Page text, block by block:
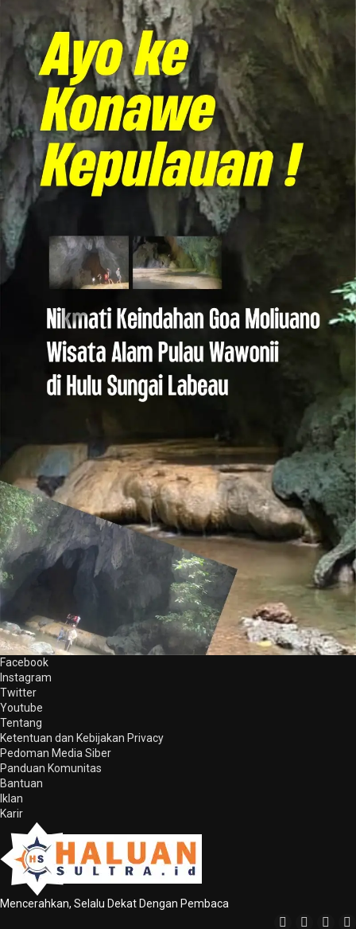
Facebook
Instagram
Twitter
Youtube
Tentang
Ketentuan dan Kebijakan Privacy
Pedoman Media Siber
Panduan Komunitas
Bantuan
Iklan
Karir
Mencerahkan, Selalu Dekat Dengan Pembaca